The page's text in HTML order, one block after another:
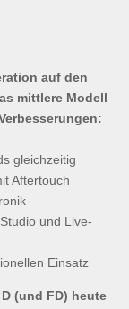
auf den
mittlere Modell
gleichzeitig
Aftertouch
und Live-
Einsatz
(und FD) heute